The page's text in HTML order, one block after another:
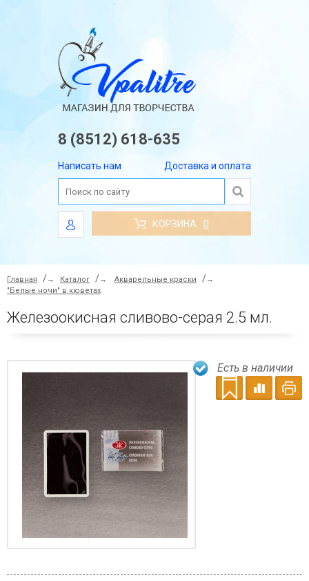
8 (8512) 618-635
Написать нам Доставка и оплата
КОРЗИНА 0
Главная → Каталог → Акварельные краски
→
"Белые ночи" в кюветах
Железоокисная сливово-серая 2.5 мл.
Есть в наличии